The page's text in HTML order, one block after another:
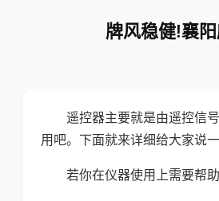
牌风稳健!襄
遥控器主要就是由遥控信
用吧。下面就来详细给大家说
若你在仪器使用上需要帮